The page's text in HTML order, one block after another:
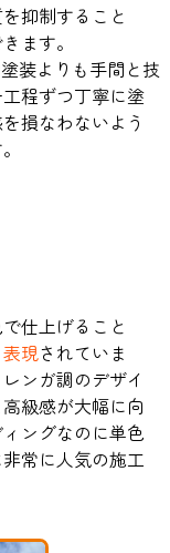
抑制すること
ます。
装よりも手間と技
程ずつ丁寧に塗
損なわないよう
仕上げること
現されていま
ンガ調のデザイ
級感が大幅に向
ングなのに単色
常に人気の施工